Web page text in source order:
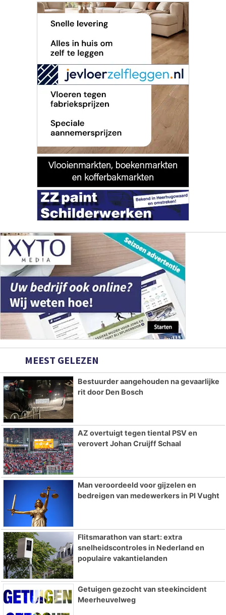
MEEST GELEZEN
Bestuurder aangehouden na gevaarlijke
rit door Den Bosch
AZ overtuigt tegen tiental PSV en
verovert Johan Cruijff Schaal
Man veroordeeld voor gijzelen en
bedreigen van medewerkers in PI Vught
Flitsmarathon van start: extra
snelheidscontroles in Nederland en
populaire vakantielanden
Getuigen gezocht van steekincident
Meerheuvelweg